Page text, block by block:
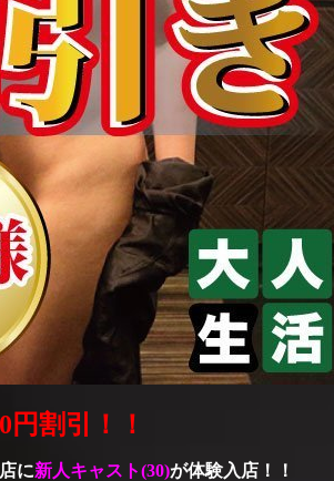
円割引！！
に新人キャスト(30)が体験入店！！